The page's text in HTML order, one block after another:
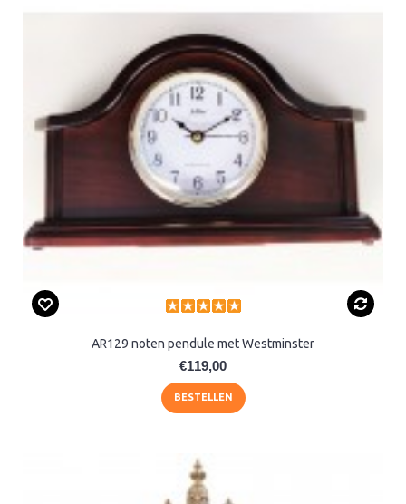
AR129 noten pendule met Westminster
€119,00
BESTELLEN